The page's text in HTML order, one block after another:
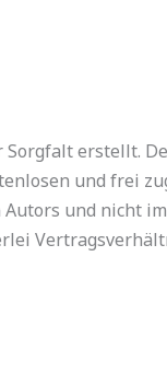
erstellt.
und frei
und nicht